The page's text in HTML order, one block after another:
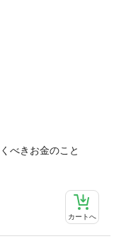
べきお金のこと
カートへ